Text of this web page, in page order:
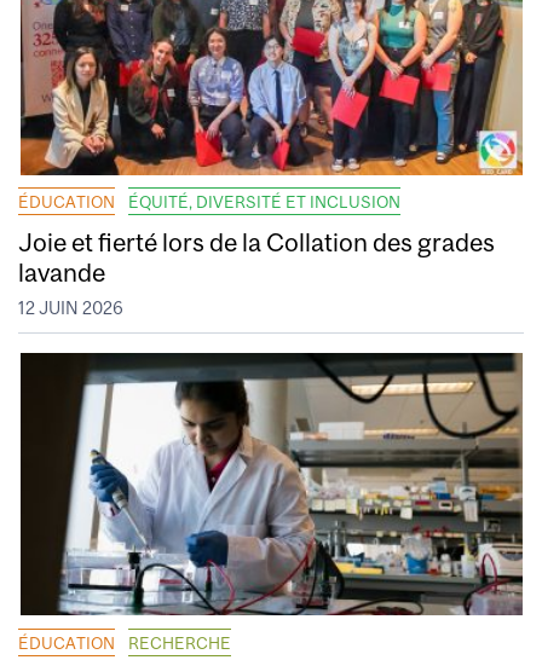
ÉDUCATION ÉQUITÉ, DIVERSITÉ ET INCLUSION
Joie et fierté lors de la Collation des grades
lavande
12 JUIN 2026
ÉDUCATION RECHERCHE